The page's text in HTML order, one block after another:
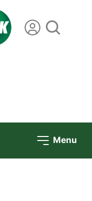
Menu